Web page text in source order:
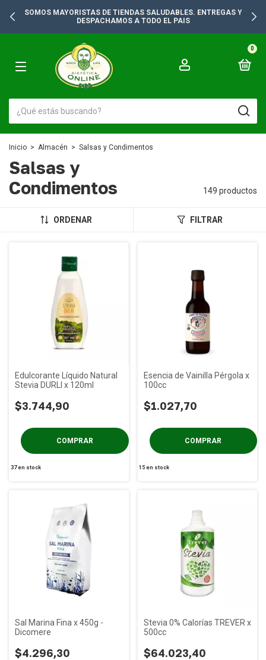
SOMOS MAYORISTAS DE TIENDAS SALUDABLES. ENTREGAS Y
DESPACHAMOS A TODO EL PAIS
0
Inicio > Almacén > Salsas y Condimentos
Salsas y
Condimentos
149 productos
ORDENAR FILTRAR
Edulcorante Líquido Natural
Stevia DURLI x 120ml
$3.744,90
37en stock
Esencia de Vainilla Pérgola x
100cc
$1.027,70
15 en stock
Sal Marina Fina x 450g -
Dicomere
$4.296,30
Stevia 0% Calorías TREVER x
500cc
$64.023,40